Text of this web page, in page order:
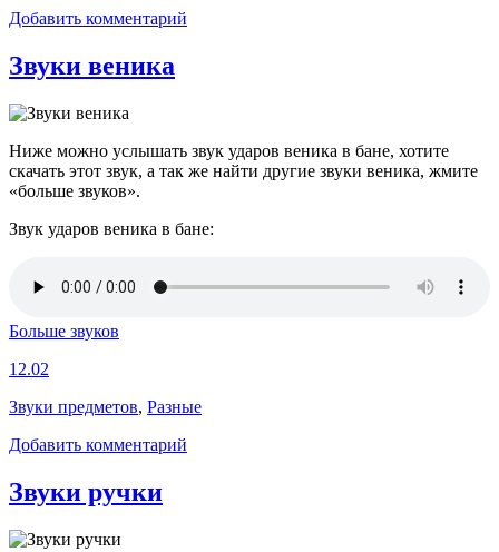
Добавить комментарий
Звуки веника
Ниже можно услышать звук ударов веника в бане, хотите
скачать этот звук, а так же найти другие звуки веника, жмите
«больше звуков».
Звук ударов веника в бане:
Больше звуков
12.02
Звуки предметов, Разные
Добавить комментарий
Звуки ручки